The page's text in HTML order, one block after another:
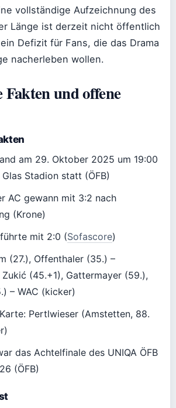
vollständige Aufzeichnung des
Länge ist derzeit nicht öffentlich
Defizit für Fans, die das Drama
nacherleben wollen.
Fakten und offene
am 29. Oktober 2025 um 19:00
Stadion statt (ÖFB)
AC gewann mit 3:2 nach
(Krone)
mit 2:0 (Sofascore)
(27.), Offenthaler (35.) –
(45.+1), Gattermayer (59.),
– WAC (kicker)
Pertlwieser (Amstetten, 88.
das Achtelfinale des UNIQA ÖFB
(ÖFB)